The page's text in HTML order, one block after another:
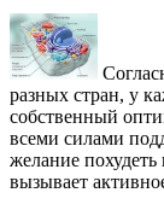
разных стран, у
собственный
всеми силами
желание
вызывает